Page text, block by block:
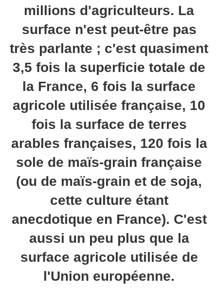
millions d'agriculteurs. La
surface n'est peut-être pas
très parlante ; c'est quasiment
3,5 fois la superficie totale de
la France, 6 fois la surface
agricole utilisée française, 10
fois la surface de terres
arables françaises, 120 fois la
sole de maïs-grain française
(ou de maïs-grain et de soja,
cette culture étant
anecdotique en France). C'est
aussi un peu plus que la
surface agricole utilisée de
l'Union européenne.